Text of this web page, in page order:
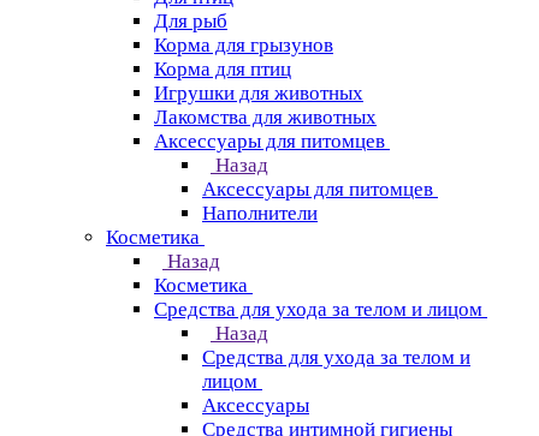
Для рыб
Корма для грызунов
Корма для птиц
Игрушки для животных
Лакомства для животных
Аксессуары для питомцев
Назад
Аксессуары для питомцев
Наполнители
Косметика
Назад
Косметика
Средства для ухода за телом и лицом
Назад
Средства для ухода за телом и
лицом
Аксессуары
Средства интимной гигиены